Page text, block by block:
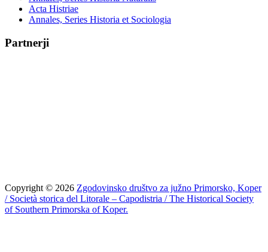
Acta Histriae
Annales, Series Historia et Sociologia
Partnerji
Copyright © 2026 Zgodovinsko društvo za južno Primorsko, Koper
/ Società storica del Litorale – Capodistria / The Historical Society
of Southern Primorska of Koper.